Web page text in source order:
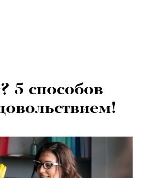
5 способов